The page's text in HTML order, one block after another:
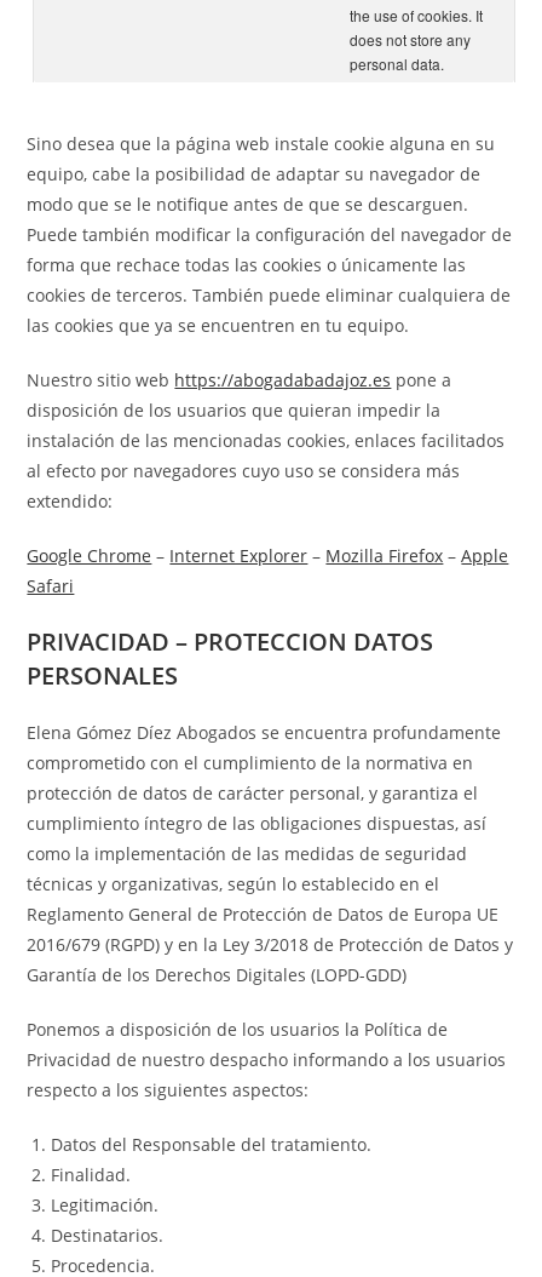
the use of cookies. It
does not store any
personal data.
Sino desea que la página web instale cookie alguna en su
equipo, cabe la posibilidad de adaptar su navegador de
modo que se le notifique antes de que se descarguen.
Puede también modificar la configuración del navegador de
forma que rechace todas las cookies o únicamente las
cookies de terceros. También puede eliminar cualquiera de
las cookies que ya se encuentren en tu equipo.
Nuestro sitio web https://abogadabadajoz.es pone a
disposición de los usuarios que quieran impedir la
instalación de las mencionadas cookies, enlaces facilitados
al efecto por navegadores cuyo uso se considera más
extendido:
Google Chrome – Internet Explorer – Mozilla Firefox –Apple
Safari
PRIVACIDAD – PROTECCION DATOS
PERSONALES
Elena Gómez Díez Abogados se encuentra profundamente
comprometido con el cumplimiento de la normativa en
protección de datos de carácter personal, y garantiza el
cumplimiento íntegro de las obligaciones dispuestas, así
como la implementación de las medidas de seguridad
técnicas y organizativas, según lo establecido en el
Reglamento General de Protección de Datos de Europa UE
2016/679 (RGPD) y en la Ley 3/2018 de Protección de Datos y
Garantía de los Derechos Digitales (LOPD-GDD)
Ponemos a disposición de los usuarios la Política de
Privacidad de nuestro despacho informando a los usuarios
respecto a los siguientes aspectos:
Datos del Responsable del tratamiento.
Finalidad.
Legitimación.
Destinatarios.
Procedencia.